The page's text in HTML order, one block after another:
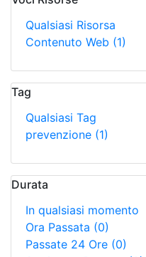
Qualsiasi Risorsa
Contenuto Web (1)
Tag
Qualsiasi Tag
prevenzione (1)
Durata
In qualsiasi momento
Ora Passata (0)
Passate 24 Ore (0)